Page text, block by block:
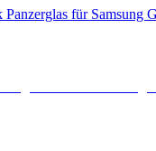
für Samsung